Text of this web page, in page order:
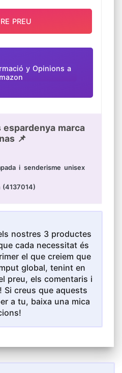
y Opinions a
marca
📌
i senderisme unisex
(4137014)
PREU
nostres 3 productes
cada necessitat és
el que creiem que
global, tenint en
preu, els comentaris i
creus que aquests
a tu, baixa una mica